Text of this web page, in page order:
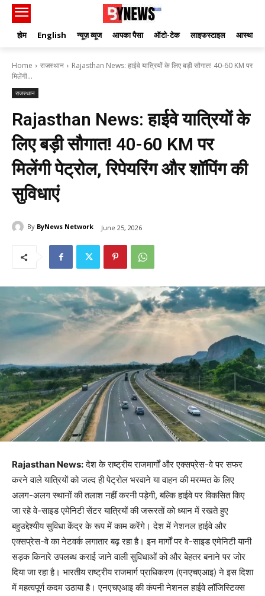
होम English न्यूज़ व्यूज आपका पैसा ऑटो-टेक लाइफस्टाइल आस्था
Home राजस्थान
Rajasthan News: हाईवे यात्रियों के लिए बड़ी सौगात! 40-60 KM पर
मिलेंगी...
राजस्थान
Rajasthan News: हाईवे यात्रियों के
लिए बड़ी सौगात! 40-60 KM पर
मिलेंगी पेट्रोल, रिपेयरिंग और शॉपिंग की
सुविधाएं
By ByNews Network June 25, 2026
Rajasthan News:देश के राष्ट्रीय राजमार्गों और एक्सप्रेस-वे पर सफर
करने वाले यात्रियों को जल्द ही पेट्रोल भरवाने या वाहन की मरम्मत के लिए
अलग-अलग स्थानों की तलाश नहीं करनी पड़ेगी, बल्कि हाईवे पर विकसित किए
जा रहे वे-साइड एमेनिटी सेंटर यात्रियों की जरूरतों को ध्यान में रखते हुए
बहुउद्देश्यीय सुविधा केंद्र के रूप में काम करेंगे। देश में नेशनल हाईवे और
एक्सप्रेस-वे का नेटवर्क लगातार बढ़ रहा है। इन मार्गों पर वे-साइड एमेनिटी यानी
सड़क किनारे उपलब्ध कराई जाने वाली सुविधाओं को और बेहतर बनाने पर जोर
दिया जा रहा है। भारतीय राष्ट्रीय राजमार्ग प्राधिकरण (एनएचएआइ) ने इस दिशा
में महत्वपूर्ण कदम उठाया है। एनएचएआइ की कंपनी नेशनल हाईवे लॉजिस्टिक्स